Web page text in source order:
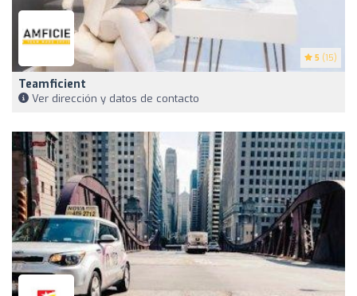
5 (15)
Teamficient
Ver dirección y datos de contacto